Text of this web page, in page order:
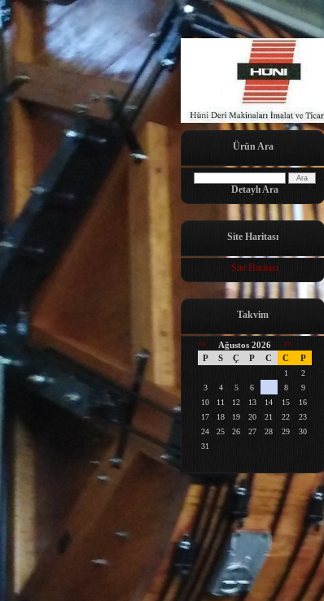
Ürün Ara
Detaylı Ara
Site Haritası
Site Haritası
Takvim
<< Ağustos 2026 >>
P S Ç P C C P
1
2
3
4 5 6 7 8
9
10
11 12 13 14 15
16
17
18 19 20 21 22
23
24
25 26 27 28 29
30
31